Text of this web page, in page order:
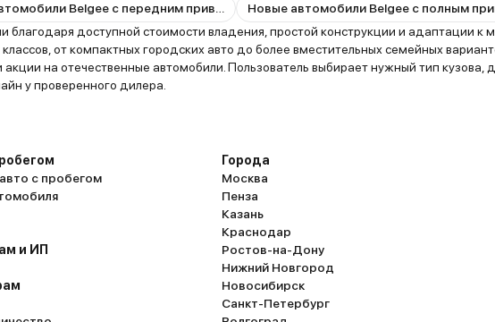
благодаря доступной стоимости владения, простой конструкции и адаптации
от компактных городских авто до более вместительных семейных
на отечественные автомобили. Пользователь выбирает нужный тип кузова,
у проверенного дилера.
с пробегом
и ИП
Города
Москва
Пенза
Казань
Краснодар
Ростов-на-Дону
Нижний Новгород
Новосибирск
Санкт-Петербург